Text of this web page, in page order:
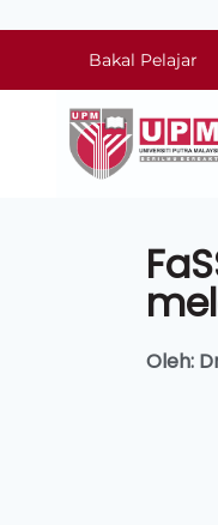
Bakal Pelajar
Oleh: